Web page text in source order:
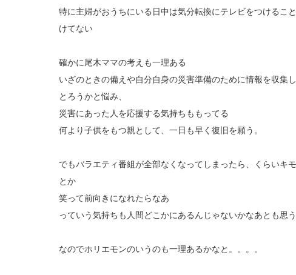
特に主婦がおうちにいる日中は気分転換にテレビをつけるこ
けてない
確かに尾木ママの考えも一理ある
いざのときの備えや自分自身の災害準備のために情報を収集
とろうかと悩み、
災害にあった人を応援する気持ちももってる
何より子供をもつ親として、一日も早く復旧を願う。
でもバラエティ番組が全部なくなってしまったら、くらいキ
とか
笑って前向きになれたらなあ
っていう気持ちも人間どこかにあるんじゃないかなあとも思う
なのでホリエモンのいうのも一理あるかなと。。。。